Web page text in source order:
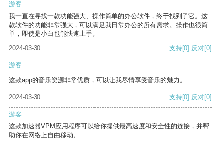
游客
我一直在寻找一款功能强大、操作简单的办公软件，终于找到了它。这
款软件的功能非常强大，可以满足我日常办公的所有需求。操作也很简
单，即使是小白也能快速上手。
2024-03-30
支持[0] 反对[0]
游客
这款app的音乐资源非常优质，可以让我尽情享受音乐的魅力。
2024-03-30 支持[0] 反对[0]
游客
这款加速器VPM应用程序可以给你提供最高速度和安全性的连接，并帮
助你在网络上自由移动。